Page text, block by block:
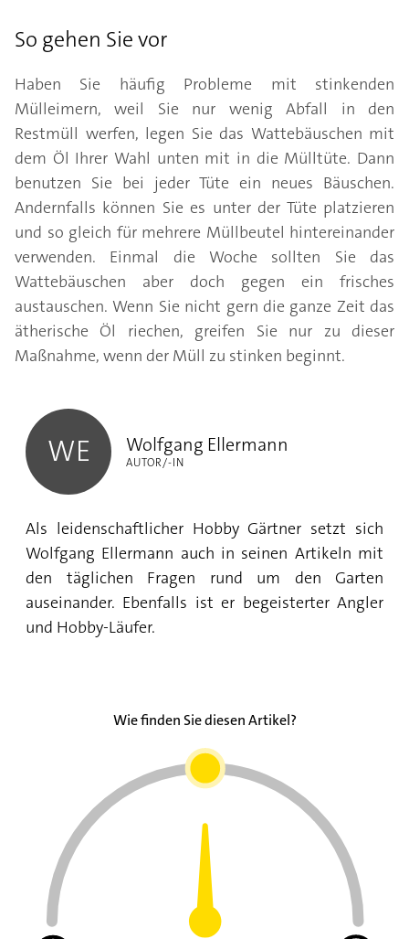
So gehen Sie vor
Haben Sie häufig Probleme mit stinkenden
Mülleimern, weil Sie nur wenig Abfall in den
Restmüll werfen, legen Sie das Wattebäuschen mit
dem Öl Ihrer Wahl unten mit in die Mülltüte. Dann
benutzen Sie bei jeder Tüte ein neues Bäuschen.
Andernfalls können Sie es unter der Tüte platzieren
und so gleich für mehrere Müllbeutel hintereinander
verwenden. Einmal die Woche sollten Sie das
Wattebäuschen aber doch gegen ein frisches
austauschen. Wenn Sie nicht gern die ganze Zeit das
ätherische Öl riechen, greifen Sie nur zu dieser
Maßnahme, wenn der Müll zu stinken beginnt.
WE Wolfgang Ellermann
AUTOR/-IN
Als leidenschaftlicher Hobby Gärtner setzt sich
Wolfgang Ellermann auch in seinen Artikeln mit
den täglichen Fragen rund um den Garten
auseinander. Ebenfalls ist er begeisterter Angler
und Hobby-Läufer.
Wie finden Sie diesen Artikel?